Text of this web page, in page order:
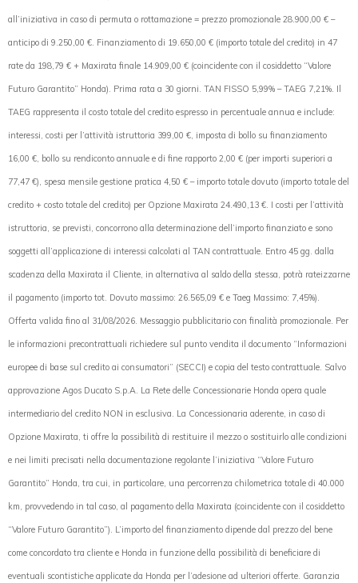
all’iniziativa in caso di permuta o rottamazione = prezzo promozionale 28.900,00 € –
anticipo di 9.250,00 €. Finanziamento di 19.650,00 € (importo totale del credito) in 47
rate da 198,79 € + Maxirata finale 14.909,00 € (coincidente con il cosiddetto “Valore
Futuro Garantito” Honda). Prima rata a 30 giorni. TAN FISSO 5,99% – TAEG 7,21%. Il
TAEG rappresenta il costo totale del credito espresso in percentuale annua e include:
interessi, costi per l’attività istruttoria 399,00 €, imposta di bollo su finanziamento
16,00 €, bollo su rendiconto annuale e di fine rapporto 2,00 € (per importi superiori a
77,47 €), spesa mensile gestione pratica 4,50 € – importo totale dovuto (importo totale del
credito + costo totale del credito) per Opzione Maxirata 24.490,13 €. I costi per l’attività
istruttoria, se previsti, concorrono alla determinazione dell’importo finanziato e sono
soggetti all’applicazione di interessi calcolati al TAN contrattuale. Entro 45 gg. dalla
scadenza della Maxirata il Cliente, in alternativa al saldo della stessa, potrà rateizzarne
il pagamento (importo tot. Dovuto massimo: 26.565,09 € e Taeg Massimo: 7,45%).
Offerta valida fino al 31/08/2026. Messaggio pubblicitario con finalità promozionale. Per
le informazioni precontrattuali richiedere sul punto vendita il documento “Informazioni
europee di base sul credito ai consumatori” (SECCI) e copia del testo contrattuale. Salvo
approvazione Agos Ducato S.p.A. La Rete delle Concessionarie Honda opera quale
intermediario del credito NON in esclusiva. La Concessionaria aderente, in caso di
Opzione Maxirata, ti offre la possibilità di restituire il mezzo o sostituirlo alle condizioni
e nei limiti precisati nella documentazione regolante l’iniziativa “Valore Futuro
Garantito” Honda, tra cui, in particolare, una percorrenza chilometrica totale di 40.000
km, provvedendo in tal caso, al pagamento della Maxirata (coincidente con il cosiddetto
“Valore Futuro Garantito”). L’importo del finanziamento dipende dal prezzo del bene
come concordato tra cliente e Honda in funzione della possibilità di beneficiare di
eventuali scontistiche applicate da Honda per l’adesione ad ulteriori offerte. Garanzia